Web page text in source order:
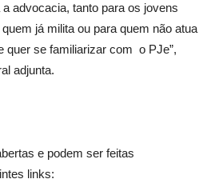
advocacia, tanto para os jovens
já milita ou para quem não atua
quer se familiarizar com o PJe”,
adjunta.
e podem ser feitas
links: